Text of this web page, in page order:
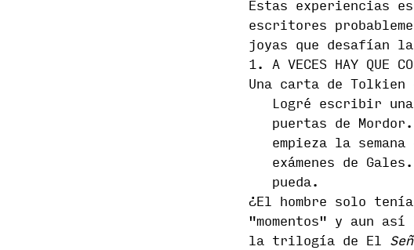
Estas experiencias
escritores
joyas que desafían
1. A VECES HAY QUE
Una carta de
Logré escribir
puertas de
empieza la
exámenes de
pueda.
¿El hombre solo
"momentos" y aun
la trilogía de El